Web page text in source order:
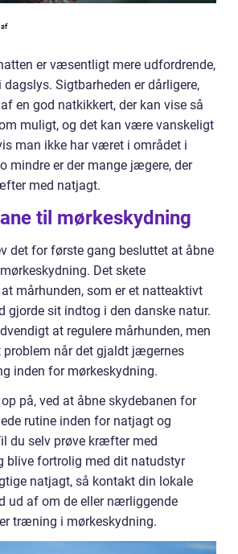
er væsentligt mere udfordrende,
Sigtbarheden er dårligere,
en god natkikkert, der kan vise så
muligt, og det kan være vanskeligt
man ikke har været i området i
mindre er der mange jægere, der
med natjagt.
til mørkeskydning
det for første gang besluttet at åbne
Det skete
mårhunden, som er et natteaktivt
gjorde sit indtog i den danske natur.
at regulere mårhunden, men
problem når det gjaldt jægernes
inden for mørkeskydning.
på, ved at åbne skydebanen for
rutine inden for natjagt og
du selv prøve kræfter med
blive fortrolig med dit natudstyr
natjagt, så kontakt din lokale
ud af om de eller nærliggende
træning i mørkeskydning.